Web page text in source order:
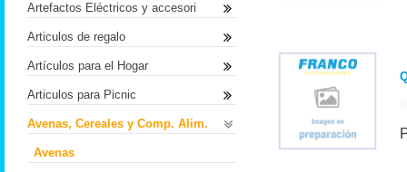
Artefactos Eléctricos y accesori
Articulos de regalo
Artículos para el Hogar
Articulos para Picnic
Avenas, Cereales y Comp. Alim.
Avenas